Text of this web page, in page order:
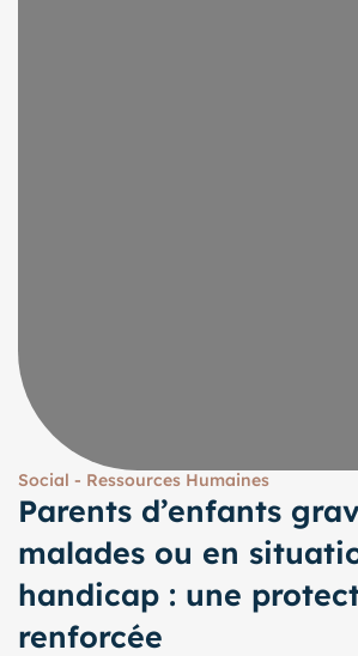
Social - Ressources Humaines
Parents d’enfants
malades ou en
handicap : une
renforcée